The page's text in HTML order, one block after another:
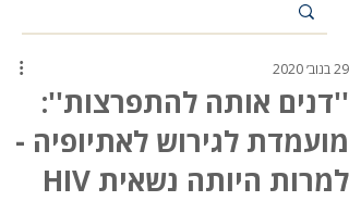
''דנים אותה להתפרצות'':
מועמדת לגירוש לאתיופיה -
למרות היותה נשאית HIV
29 בנוב׳ 2020